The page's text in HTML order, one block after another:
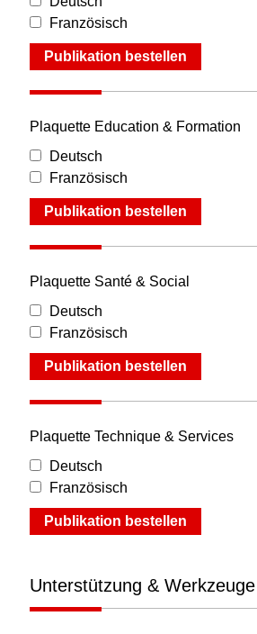
Französisch
Publikation bestellen
Plaquette Education & Formation
Deutsch
Französisch
Publikation bestellen
Plaquette Santé & Social
Deutsch
Französisch
Publikation bestellen
Plaquette Technique & Services
Deutsch
Französisch
Publikation bestellen
Unterstützung & Werkzeuge